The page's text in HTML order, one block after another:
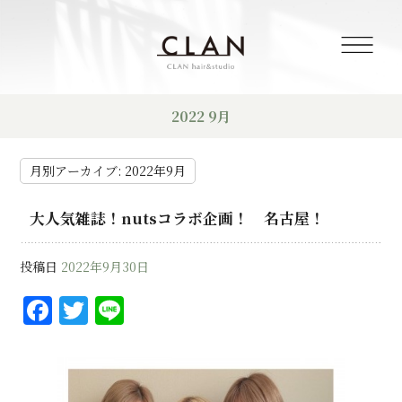
2022 9月
月別アーカイブ: 2022年9月
大人気雑誌！nutsコラボ企画！ 名古屋！
投稿日 2022年9月30日
F
a
c
T
w
it e